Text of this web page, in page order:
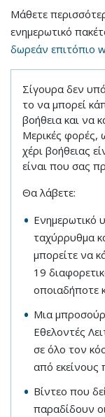
Μάθετε
ενημερωτικό
δωρεάν επιτόπιο
Σίγουρα δεν
το να μπορεί
βοήθεια και να
Μερικές φορές,
χέρι βοήθειας
είναι που σας
Θα λάβετε:
Ενημερωτικό
ταχύρρυθμα
μπορείτε να
19
οποιαδήποτε
Μια
Εθελοντές
σε όλο τον
από εκείνους
Βίντεο που
παραδίδουν